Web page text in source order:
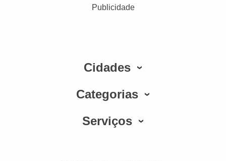
Publicidade
Cidades
Categorias
Serviços